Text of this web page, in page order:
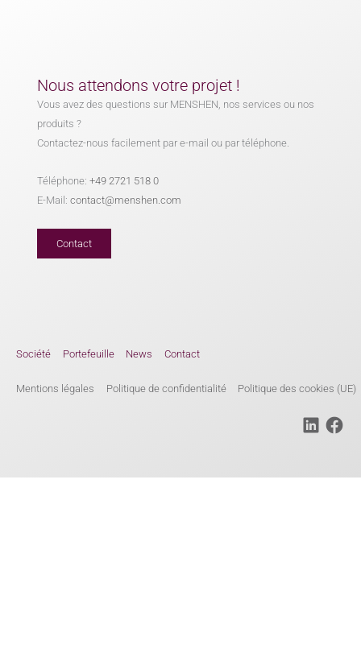
Nous attendons votre projet !
Vous avez des questions sur MENSHEN, nos services ou nos
produits ?
Contactez-nous facilement par e-mail ou par téléphone.
Téléphone:+49 2721 518 0
E-Mail:contact@menshen.com
Contact
Société Portefeuille News Contact
Mentions légales Politique de confidentialité Politique des cookies (UE)